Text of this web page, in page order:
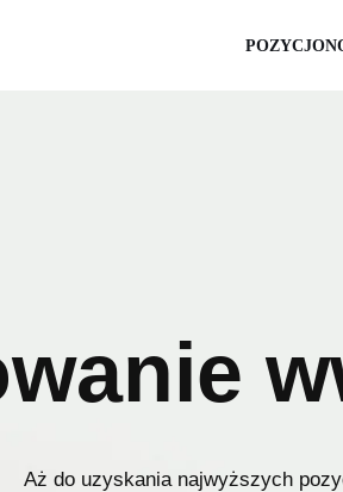
Aż do uzyskania najwyższych